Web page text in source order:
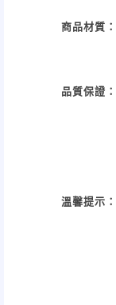
商品材質 ：
品質保證：
溫馨提示 ：